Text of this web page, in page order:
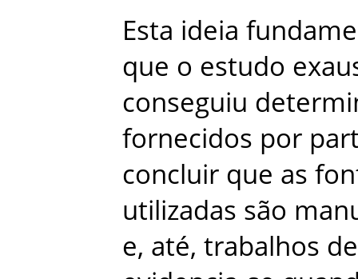
Esta ideia
que o estudo
conseguiu
fornecidos por
concluir que as
utilizadas são
e, até, trabalhos de